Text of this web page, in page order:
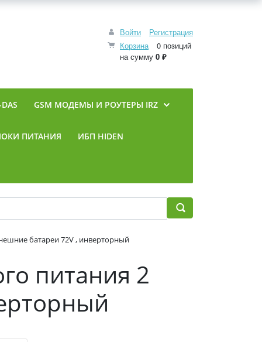
Войти
Регистрация
Корзина
0 позиций
на сумму 0 ₽
GSM МОДЕМЫ И РОУТЕРЫ IRZ
ПИТАНИЯ ИБП HIDEN
батареи 72V , инверторный
питания 2